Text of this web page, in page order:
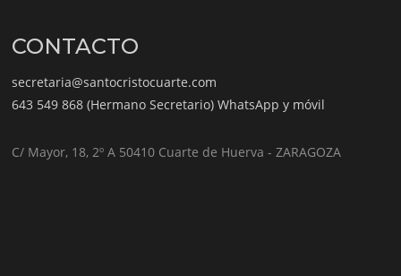
CONTACTO
secretaria@santocristocuarte.com
643 549 868 (Hermano Secretario) WhatsApp y móvil
C/ Mayor, 18, 2º A 50410 Cuarte de Huerva - ZARAGOZA